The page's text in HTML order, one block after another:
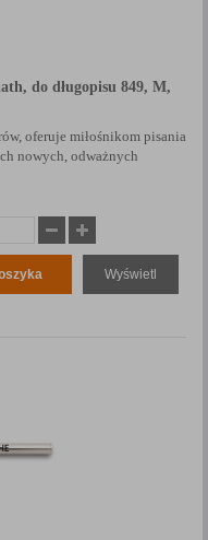
do długopisu 849, M,
oferuje miłośnikom pisania
nowych, odważnych
Wyświetl